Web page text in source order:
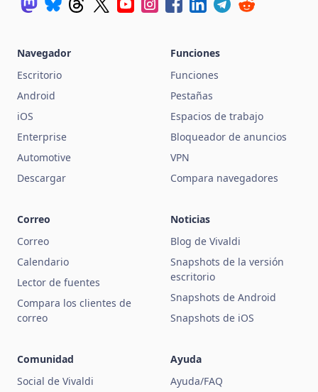
Navegador
Escritorio
Android
iOS
Enterprise
Automotive
Descargar
Funciones
Funciones
Pestañas
Espacios de trabajo
Bloqueador de anuncios
VPN
Compara navegadores
Correo
Correo
Calendario
Lector de fuentes
Compara los clientes de
correo
Noticias
Blog de Vivaldi
Snapshots de la versión
escritorio
Snapshots de Android
Snapshots de iOS
Comunidad
Social de Vivaldi
Ayuda
Ayuda/FAQ